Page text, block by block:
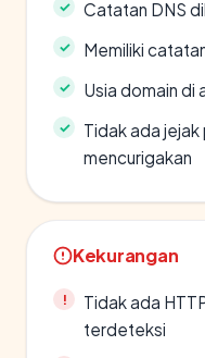
Catatan DNS
Memiliki
Usia domain di
Tidak ada
mencurigakan
Kekurangan
Tidak ada
terdeteksi